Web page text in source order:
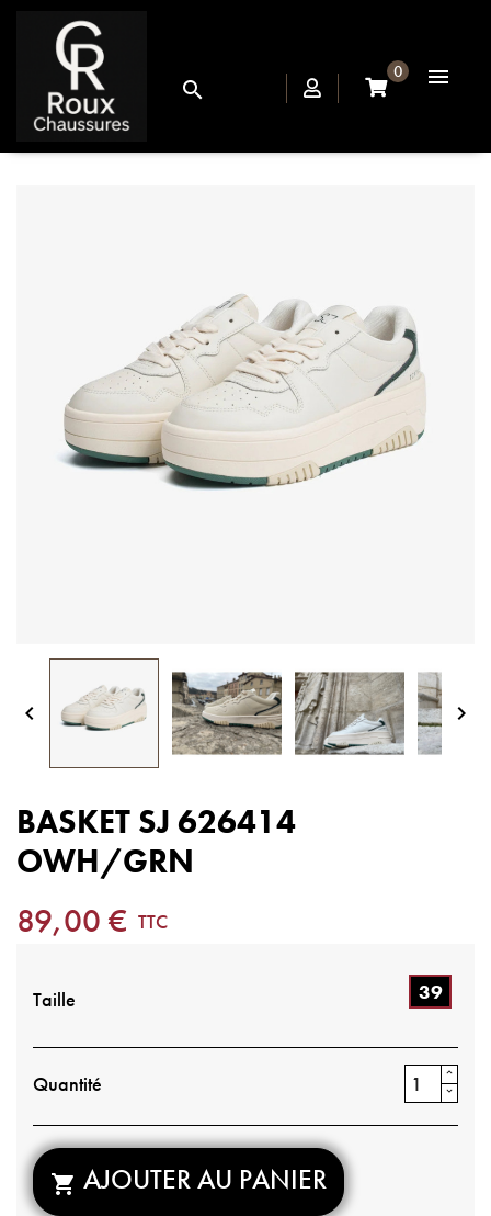

0 
 
BASKET SJ 626414
OWH/GRN
89,00 € TTC
Taille 39
Quantité
 AJOUTER AU PANIER